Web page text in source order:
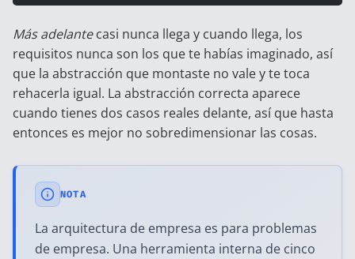
Más adelantecasi nunca llega y cuando llega, los
requisitos nunca son los que te habías imaginado, así
que la abstracción que montaste no vale y te toca
rehacerla igual. La abstracción correcta aparece
cuando tienes dos casos reales delante, así que hasta
entonces es mejor no sobredimensionar las cosas.
NOTA
La arquitectura de empresa es para problemas
de empresa. Una herramienta interna de cinco